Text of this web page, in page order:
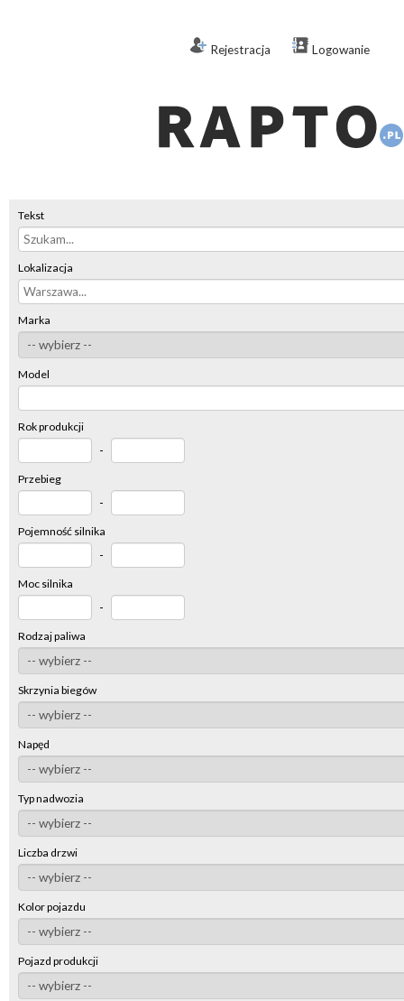
Rejestracja Logowanie
Tekst
Lokalizacja
Marka
Model
Rok produkcji
-
Przebieg
-
Pojemność silnika
-
Moc silnika
-
Rodzaj paliwa
Skrzynia biegów
Napęd
Typ nadwozia
Liczba drzwi
Kolor pojazdu
Pojazd produkcji